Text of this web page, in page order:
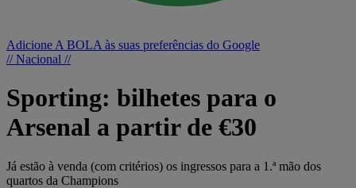
Adicione A BOLA às suas preferências do Google
// Nacional //
Sporting: bilhetes para o
Arsenal a partir de €30
Já estão à venda (com critérios) os ingressos para a 1.ª mão dos
quartos da Champions